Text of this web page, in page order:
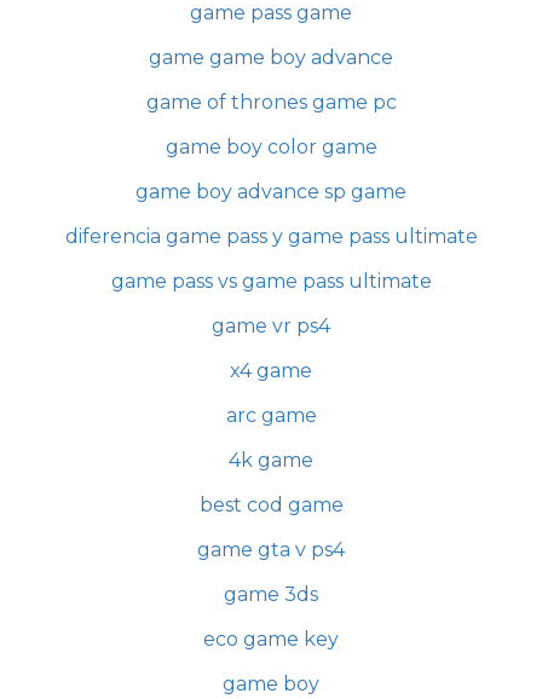
game pass game
game game boy advance
game of thrones game pc
game boy color game
game boy advance sp game
diferencia game pass y game pass ultimate
game pass vs game pass ultimate
game vr ps4
x4 game
arc game
4k game
best cod game
game gta v ps4
game 3ds
eco game key
game boy